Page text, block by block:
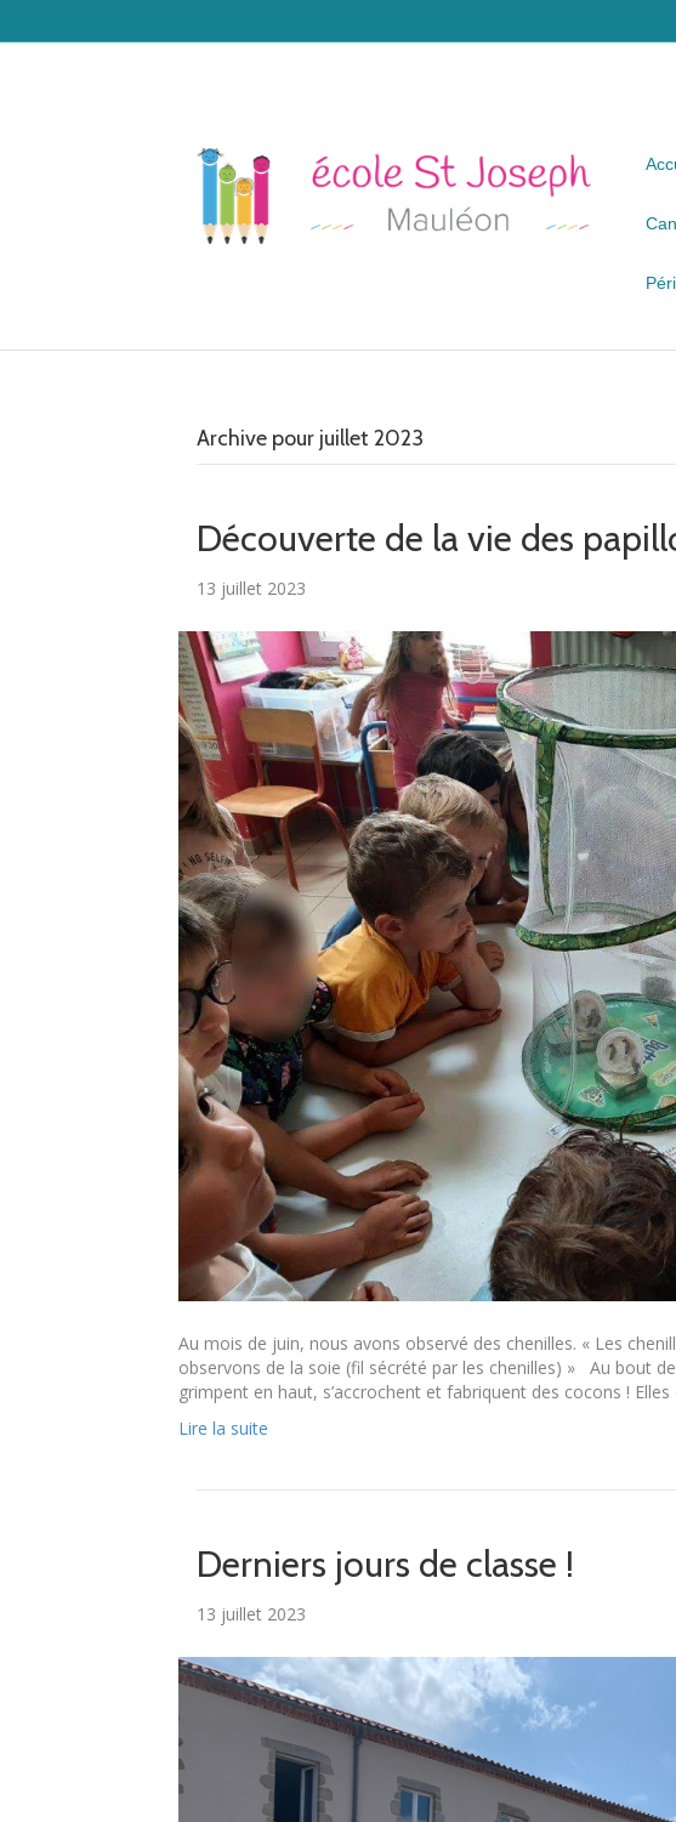
Archive pour juillet 2023
Découverte de la vie des
13 juillet 2023
Au mois de juin, nous avons observé des chenilles. « Les
observons de la soie (fil sécrété par les chenilles) » Au bout
grimpent en haut, s’accrochent et fabriquent des cocons !
Lire la suite
Derniers jours de classe !
13 juillet 2023